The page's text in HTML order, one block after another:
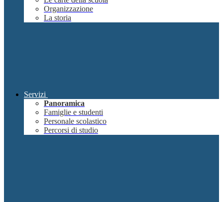
Organizzazione
La storia
Servizi
Panoramica
Famiglie e studenti
Personale scolastico
Percorsi di studio